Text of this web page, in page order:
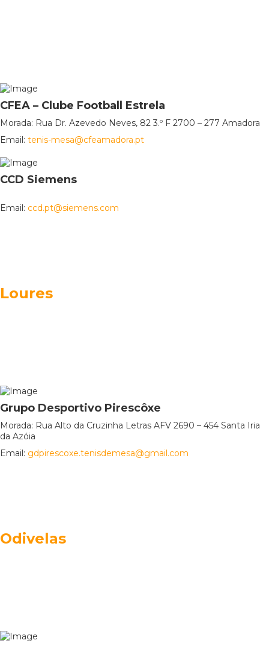
CFEA – Clube Football Estrela
Morada: Rua Dr. Azevedo Neves, 82 3.º F 2700 – 277 Amadora
Email: tenis-mesa@cfeamadora.pt
CCD Siemens
Email: ccd.pt@siemens.com
Loures
Grupo Desportivo Pirescôxe
Morada: Rua Alto da Cruzinha Letras AFV 2690 – 454 Santa Iria
da Azóia
Email: gdpirescoxe.tenisdemesa@gmail.com
Odivelas